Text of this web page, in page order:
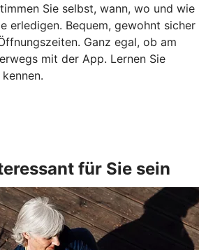
Sie selbst, wann, wo und wie
erledigen. Bequem, gewohnt sicher
Ganz egal, ob am
mit der App. Lernen Sie
für Sie sein